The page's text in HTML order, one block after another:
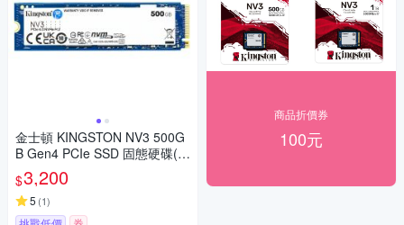
金士頓 KINGSTON NV3 500G
B Gen4 PCIe SSD 固態硬碟(S
NV3S/500G)
$3,200
5 (1)
商品折價券
100元